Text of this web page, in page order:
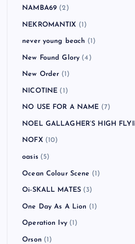
NAMBA69 (2)
NEKROMANTIX (1)
never young beach (1)
New Found Glory (4)
New Order (1)
NICOTINE (1)
NO USE FOR A NAME (7)
NOEL GALLAGHER’S HIGH
NOFX (10)
oasis(5)
Ocean Colour Scene (1)
Oi-SKALL MATES (3)
One Day As A Lion (1)
Operation Ivy(1)
Orson (1)